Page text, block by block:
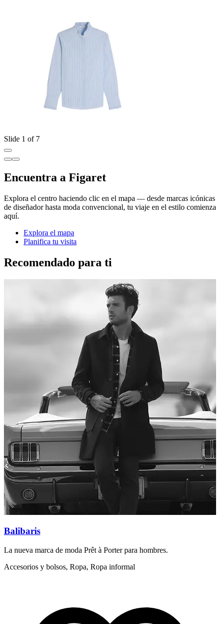
Slide 1 of 7
Encuentra a Figaret
Explora el centro haciendo clic en el mapa — desde marcas icónicas
de diseñador hasta moda convencional, tu viaje en el estilo comienza
aquí.
Explora el mapa
Planifica tu visita
Recomendado para ti
Balibaris
La nueva marca de moda Prêt à Porter para hombres.
Accesorios y bolsos, Ropa, Ropa informal